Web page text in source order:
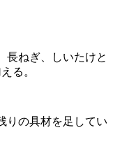
長ねぎ、しいたけと
る。
りの具材を足してい